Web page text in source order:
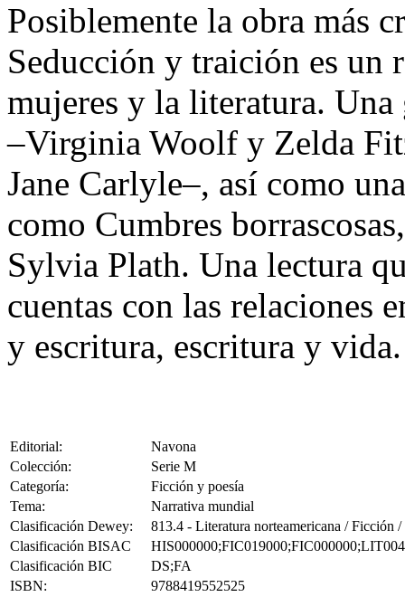
Posiblemente la obra más
Seducción y traición es un
mujeres y la literatura.
–Virginia Woolf y Zelda
Jane Carlyle–, así como
como Cumbres
Sylvia Plath. Una lectura
cuentas con las relaciones
y escritura, escritura y vida.
Editorial:
Navona
Colección:
Serie M
Categoría:
Ficción y poesía
Tema:
Narrativa mundial
Clasificación Dewey:
813.4 - Literatura norteamericana / Ficción
Clasificación BISAC
Clasificación BIC
DS;FA
ISBN:
9788419552525